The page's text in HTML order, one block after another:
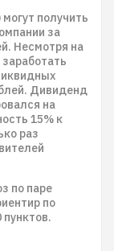
получить
за
Несмотря на
Дивиденд
на
15% к
раз
по паре
по